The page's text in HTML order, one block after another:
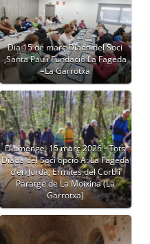
Dia 15 de març Diada del Soci
,Santa Pau i Fundació La Fageda
=La Garrotxa
Diumenge, 15 març 2026 - Tots
Diada del Soci opció A: La Fageda
d’en Jordà, Ermites del Corb i
Paratge de La Moixina (La
Garrotxa)